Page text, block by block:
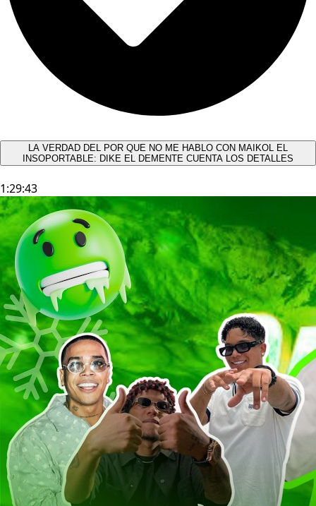
LA VERDAD DEL POR QUE NO ME HABLO CON MAIKOL EL
INSOPORTABLE: DIKE EL DEMENTE CUENTA LOS DETALLES
1:29:43